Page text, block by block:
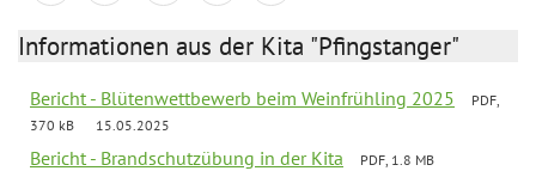
Informationen aus der Kita "Pfingstanger"
Bericht - Blütenwettbewerb beim Weinfrühling 2025
PDF,
370 kB
15.05.2025
Bericht - Brandschutzübung in der Kita
PDF, 1.8 MB